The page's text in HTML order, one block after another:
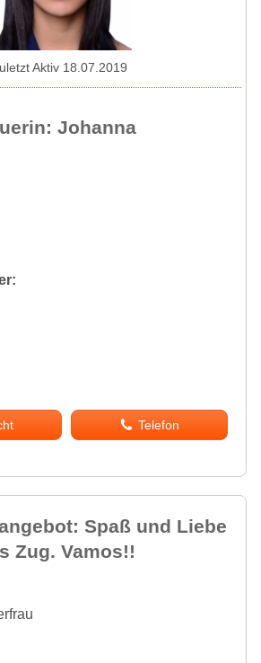
Johanna
Telefon
Aktiv 18.07.2019
Spaß und Liebe
Zug. Vamos!!